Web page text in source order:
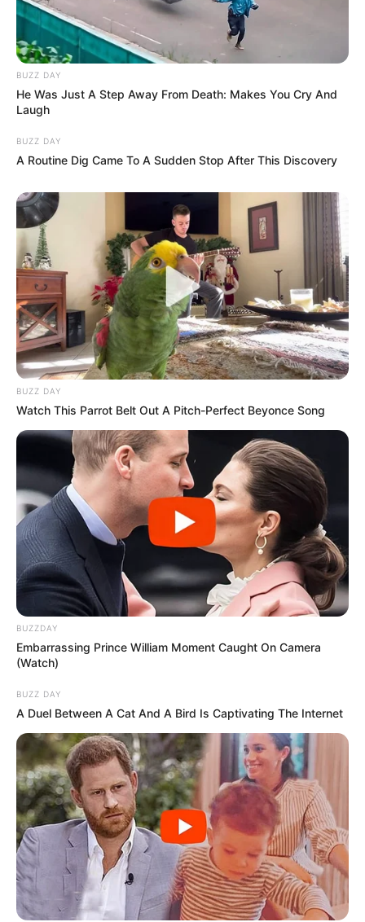
BUZZ DAY
He Was Just A Step Away From Death: Makes You Cry And
Laugh
BUZZ DAY
A Routine Dig Came To A Sudden Stop After This Discovery
BUZZ DAY
Watch This Parrot Belt Out A Pitch-Perfect Beyonce Song
BUZZDAY
Embarrassing Prince William Moment Caught On Camera
(Watch)
BUZZ DAY
A Duel Between A Cat And A Bird Is Captivating The Internet